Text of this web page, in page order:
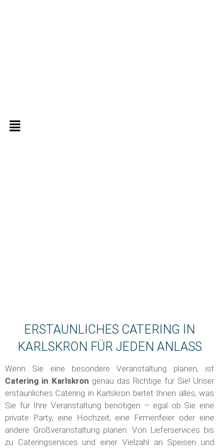
Menü
ERSTAUNLICHES CATERING IN
KARLSKRON FÜR JEDEN ANLASS
Wenn Sie eine besondere Veranstaltung planen, ist
Catering in Karlskron genau das Richtige für Sie! Unser
erstaunliches Catering in Karlskron bietet Ihnen alles, was
Sie für Ihre Veranstaltung benötigen – egal ob Sie eine
private Party, eine Hochzeit, eine Firmenfeier oder eine
andere Großveranstaltung planen. Von Lieferservices bis
zu Cateringservices und einer Vielzahl an Speisen und